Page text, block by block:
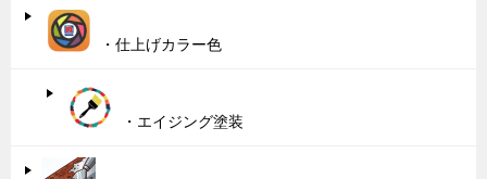
・仕上げカラー色
・エイジング塗装